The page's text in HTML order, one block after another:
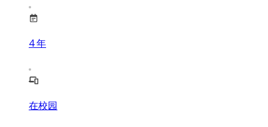
4年
在校园